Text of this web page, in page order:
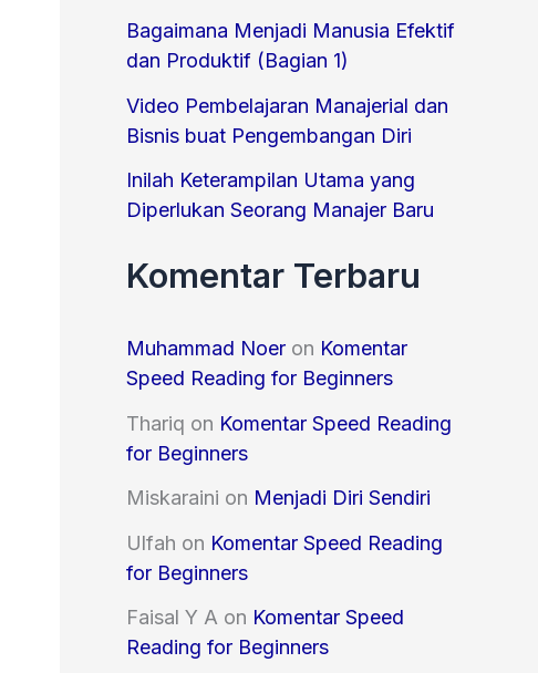
r
Bagaimana Menjadi Manusia Efektif
dan Produktif (Bagian 1)
Video Pembelajaran Manajerial dan
Bisnis buat Pengembangan Diri
Inilah Keterampilan Utama yang
Diperlukan Seorang Manajer Baru
Komentar Terbaru
Muhammad Noer on Komentar
Speed Reading for Beginners
Thariq on Komentar Speed Reading
for Beginners
Miskaraini on Menjadi Diri Sendiri
Ulfah on Komentar Speed Reading
for Beginners
Faisal Y A on Komentar Speed
Reading for Beginners